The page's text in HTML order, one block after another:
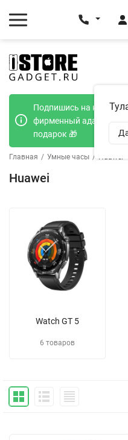
Подпишись на наш
фирменный адаптер
подарок 🎁
Главная / Умные часы / Huawei
Huawei
Watch GT 5
6 товаров